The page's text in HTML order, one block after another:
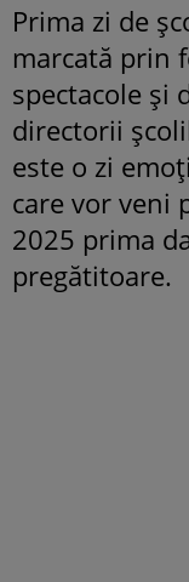
Prima zi de
marcată prin
spectacole și
directorii
este o zi
care vor veni
2025 prima
pregătitoare.